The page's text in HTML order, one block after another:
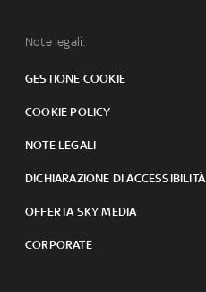
Note legali:
GESTIONE COOKIE
COOKIE POLICY
NOTE LEGALI
DICHIARAZIONE DI ACCESSIBILITÀ
OFFERTA SKY MEDIA
CORPORATE